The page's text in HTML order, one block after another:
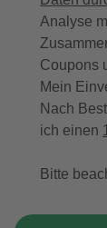
Analyse
Coupons
Mein
Nach
ich einen
Bitte